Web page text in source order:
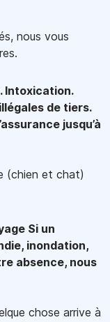
nous vous
Intoxication.
de tiers.
jusqu’à
(chien et chat)
Si un
inondation,
absence, nous
chose arrive à